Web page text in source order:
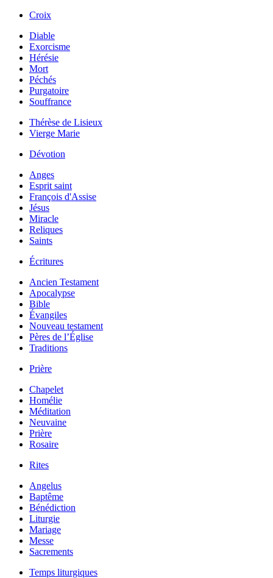
Croix
Diable
Exorcisme
Hérésie
Mort
Péchés
Purgatoire
Souffrance
Thérèse de Lisieux
Vierge Marie
Dévotion
Anges
Esprit saint
François d'Assise
Jésus
Miracle
Reliques
Saints
Écritures
Ancien Testament
Apocalypse
Bible
Évangiles
Nouveau testament
Pères de l’Église
Traditions
Prière
Chapelet
Homélie
Méditation
Neuvaine
Prière
Rosaire
Rites
Angelus
Baptême
Bénédiction
Liturgie
Mariage
Messe
Sacrements
Temps liturgiques